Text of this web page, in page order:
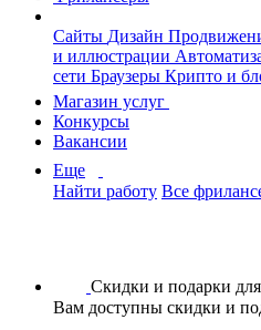
Сайты Дизайн
и иллюстрации
сети Браузеры Крипто и
Магазин услуг
Конкурсы
Вакансии
Еще
Найти работу Все
Скидки и подарки
Вам доступны скидки и